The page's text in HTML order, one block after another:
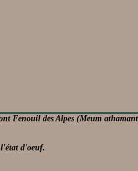
Fenouil des Alpes (Meum
d'oeuf.